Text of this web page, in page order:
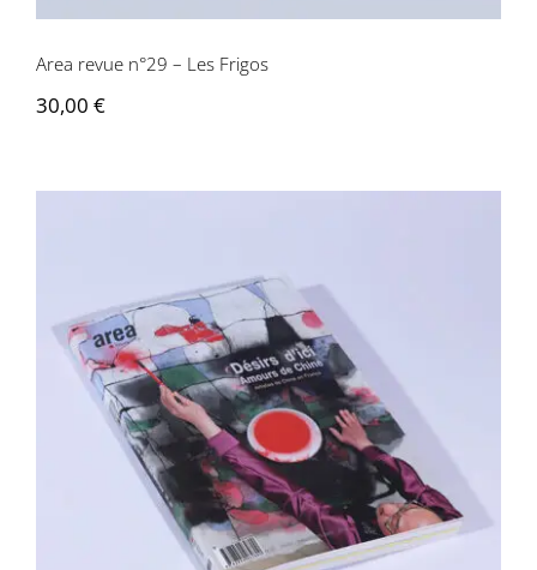
Area revue n°29 – Les Frigos
30,00 €
Area revue n°30 – Désirs d’ici Amours
de Chine